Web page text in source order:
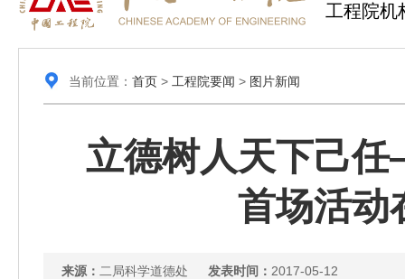
工程院机
当前位置： 首页> 工程院要闻 > 图片新闻
立德树人天下己
首场活动
来源： 二局科学道德处 发表时间： 2017-05-12